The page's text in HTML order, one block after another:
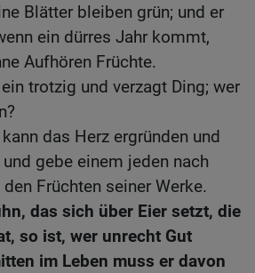
Blätter bleiben grün; und er
ein dürres Jahr kommt,
Aufhören Früchte.
trotzig und verzagt Ding; wer
kann das Herz ergründen und
gebe einem jeden nach
Früchten seiner Werke.
das sich über Eier setzt, die
so ist, wer unrecht Gut
im Leben muss er davon